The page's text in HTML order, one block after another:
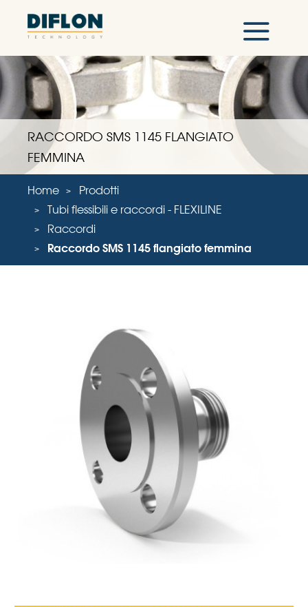
RACCORDO SMS 1145 FLANGIATO
FEMMINA
Home
Prodotti
Tubi flessibili e raccordi - FLEXILINE
Raccordi
Raccordo SMS 1145 flangiato femmina